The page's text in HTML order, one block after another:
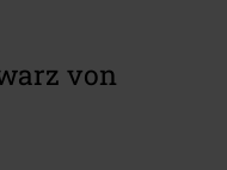
von